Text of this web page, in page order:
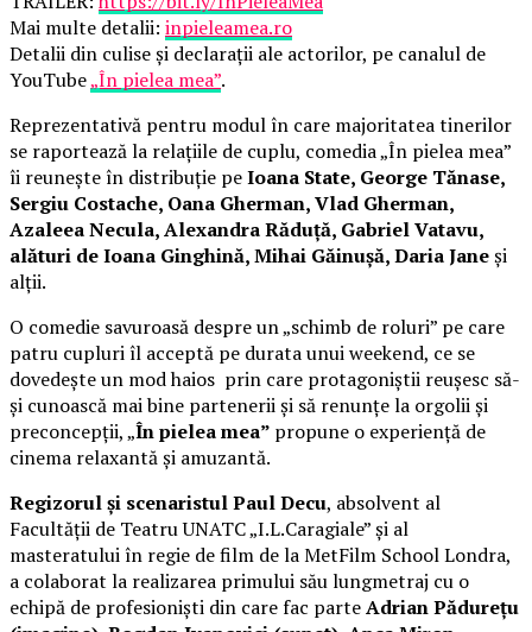
Mai multe detalii: inpieleamea.ro
Detalii din culise și declarații ale actorilor, pe canalul de
YouTube„În pielea mea”.
Reprezentativă pentru modul în care majoritatea tinerilor
se raportează la relațiile de cuplu, comedia „În pielea mea”
îi reunește în distribuție peIoana State, George Tănase,
Sergiu Costache, Oana Gherman, Vlad Gherman,
Azaleea Necula, Alexandra Răduță, Gabriel Vatavu,
alături de Ioana Ginghină, Mihai Găinușă, Daria Janeși
alții.
O comedie savuroasă despre un „schimb de roluri” pe care
patru cupluri îl acceptă pe durata unui weekend, ce se
dovedește un mod haios prin care protagoniștii reușesc să-
și cunoască mai bine partenerii și să renunțe la orgolii și
preconcepții, „În pielea mea” propune o experiență de
cinema relaxantă și amuzantă.
Regizorul și scenaristul Paul Decu, absolvent al
Facultății de Teatru UNATC „I.L.Caragiale” și al
masteratului în regie de film de la MetFilm School Londra,
a colaborat la realizarea primului său lungmetraj cu o
echipă de profesioniști din care fac parteAdrian Pădurețu